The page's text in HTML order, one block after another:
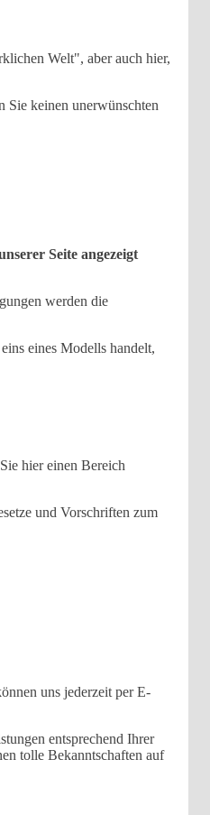
Welt", aber auch hier,
Sie keinen unerwünschten
Seite angezeigt
werden die
eines Modells handelt,
hier einen Bereich
und Vorschriften zum
uns jederzeit per E-
entsprechend Ihrer
tolle Bekanntschaften auf